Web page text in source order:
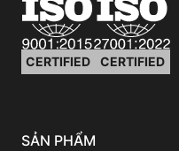
CERTIFIED CERTIFIED
SẢN PHẨM